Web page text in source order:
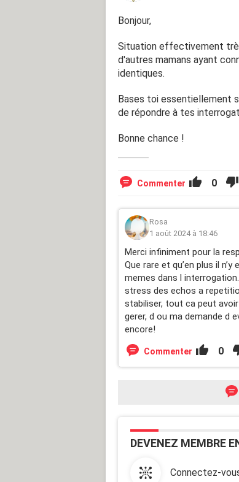
Bonjour,
Situation effectivement
d'autres mamans ayant
identiques.
Bases toi essentiellement
de répondre à tes
Bonne chance !
Commenter 0
Rosa
1 août 2024 à 18:46
Merci infiniment pour la
Que rare et qu’en plus il
memes dans l
stress des echos a
stabiliser, tout ca peut
gerer, d ou ma demande d
encore!
Commenter 0
DEVENEZ MEMBRE
Connectez-